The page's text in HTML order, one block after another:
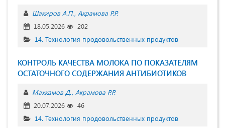
Шакиров А.П. Акрамова Р.Р.
18.05.2026
202
14. Технология продовольственных продуктов
КОНТРОЛЬ КАЧЕСТВА МОЛОКА ПО ПОКАЗАТЕЛЯМ
ОСТАТОЧНОГО СОДЕРЖАНИЯ АНТИБИОТИКОВ
Махкамов Д. Акрамова Р.Р.
20.07.2026
46
14. Технология продовольственных продуктов